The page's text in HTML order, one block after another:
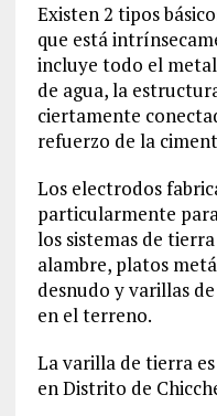
Existen 2 tipos
que está
incluye todo el
de agua, la
ciertamente
refuerzo de la
Los electrodos
particularmente
los sistemas de
alambre, platos
desnudo y varillas
en el terreno.
La varilla de tierra
en Distrito de